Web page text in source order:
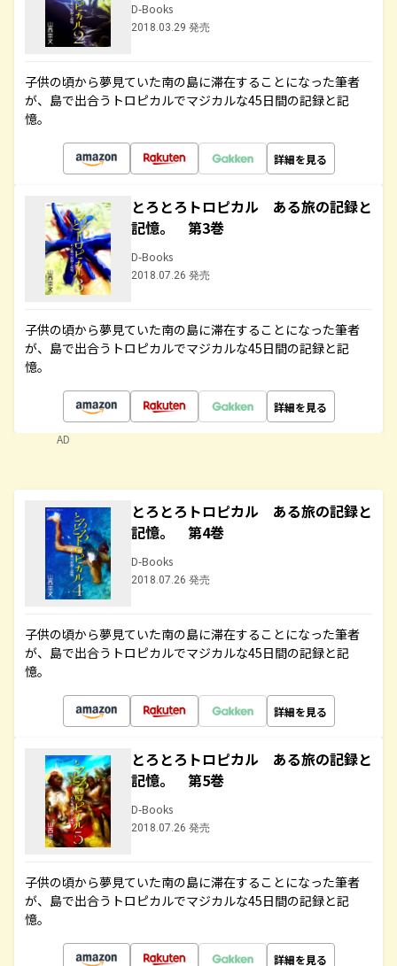
D-Books
2018.03.29 発売
子供の頃から夢見ていた南の島に滞在することになった筆者
が、島で出合うトロピカルでマジカルな45日間の記録と記
憶。
詳細を見る
とろとろトロピカル ある旅の記録と
記憶。 第3巻
D-Books
2018.07.26 発売
子供の頃から夢見ていた南の島に滞在することになった筆者
が、島で出合うトロピカルでマジカルな45日間の記録と記
憶。
詳細を見る
AD
とろとろトロピカル ある旅の記録と
記憶。 第4巻
D-Books
2018.07.26 発売
子供の頃から夢見ていた南の島に滞在することになった筆者
が、島で出合うトロピカルでマジカルな45日間の記録と記
憶。
詳細を見る
とろとろトロピカル ある旅の記録と
記憶。 第5巻
D-Books
2018.07.26 発売
子供の頃から夢見ていた南の島に滞在することになった筆者
が、島で出合うトロピカルでマジカルな45日間の記録と記
憶。
詳細を見る